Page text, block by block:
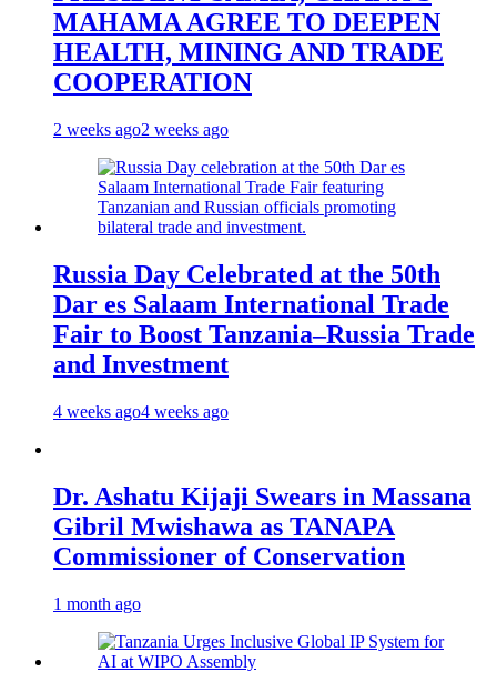
MAHAMA AGREE TO DEEPEN
HEALTH, MINING AND TRADE
COOPERATION
2 weeks ago2 weeks ago
Russia Day Celebrated at the 50th
Dar es Salaam International Trade
Fair to Boost Tanzania–Russia Trade
and Investment
4 weeks ago4 weeks ago
Dr. Ashatu Kijaji Swears in Massana
Gibril Mwishawa as TANAPA
Commissioner of Conservation
1 month ago